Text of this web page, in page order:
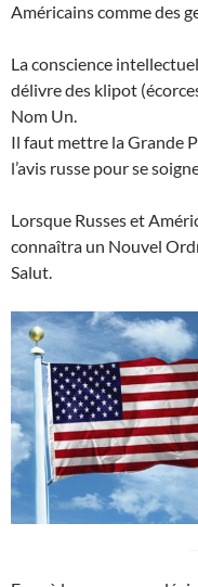
Américains comme des
La conscience
délivre des klipot
Nom Un.
Il faut mettre la Grande
l’avis russe pour se
Lorsque Russes et
connaîtra un Nouvel
Salut.